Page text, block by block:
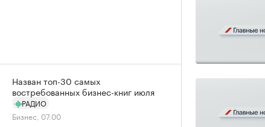
Назван топ-30 самых
востребованных бизнес-книг июля
РАДИО
Бизнес, 07:00